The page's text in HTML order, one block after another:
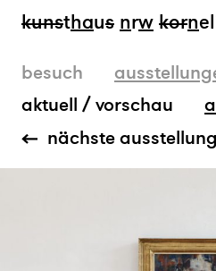
kunsthaus nrw korn
besuch
aktuell / vorschau
nächste ausstellung